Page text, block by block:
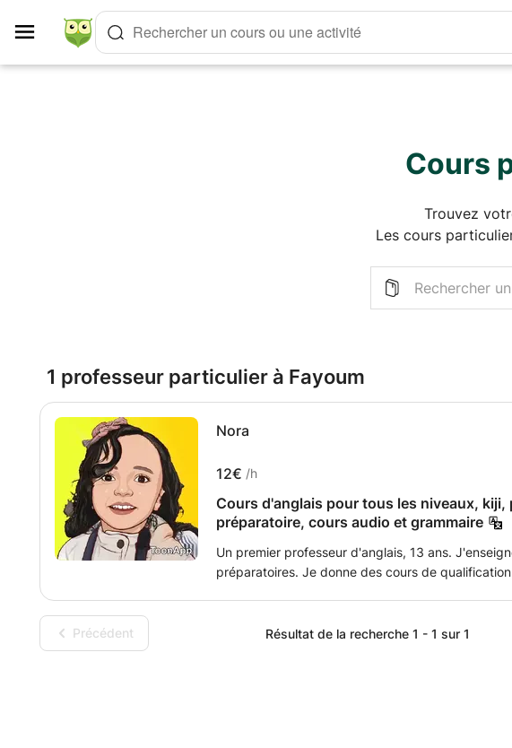
Rechercher un cours ou une activité
Cours
Trouvez
Les cours
1 professeur particulier à Fayoum
Nora
12€ /h
Cours d'anglais pour tous les niveaux, kiji,
préparatoire, cours audio et grammaire
Un premier professeur d'anglais, 13 ans.
préparatoires. Je donne des cours de
d'un baccalauréat ès arts en anglais, d'un
Précédent Résultat de la recherche 1 - 1 sur 1